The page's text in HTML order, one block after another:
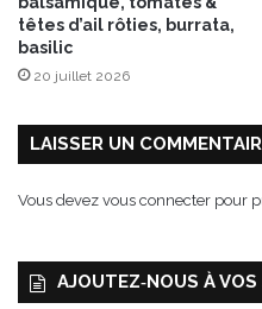
têtes d’ail rôties, burrata,
basilic
20 juillet 2026
LAISSER UN
Vous devez vous connecter pour
AJOUTEZ‑NOUS À VOS